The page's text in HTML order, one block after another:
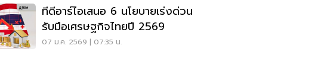
ทีดีอาร์ไอเสนอ 6 นโยบายเร่งด่วน
รับมือเศรษฐกิจไทยปี 2569
07 ม.ค. 2569 | 07:35 น.